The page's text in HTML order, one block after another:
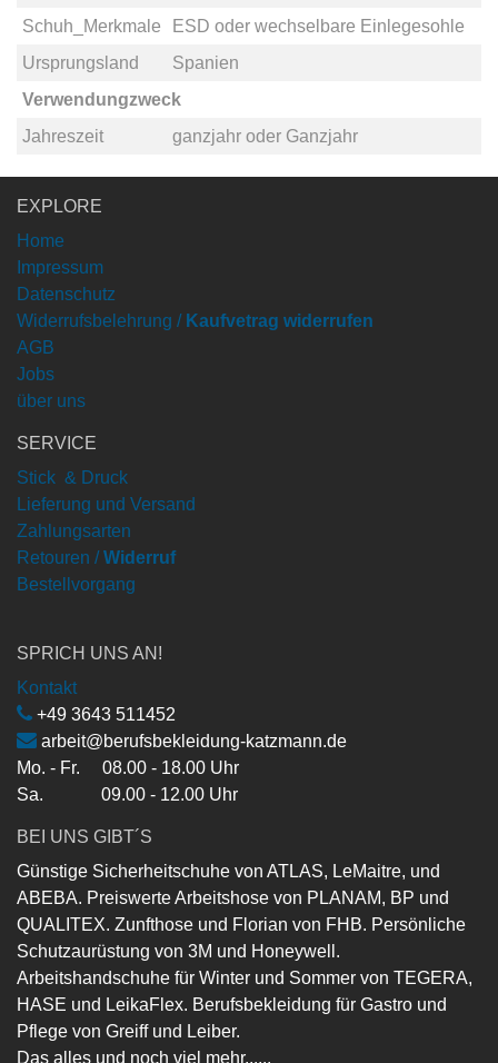
Schuh_Merkmale
ESD oder wechselbare Einlegesohle
Ursprungsland
Spanien
Verwendungzweck
Jahreszeit
ganzjahroder Ganzjahr
EXPLORE
Home
Impressum
Datenschutz
Widerrufsbelehrung / Kaufvetrag widerrufen
AGB
Jobs
über uns
SERVICE
Stick & Druck
Lieferung und Versand
Zahlungsarten
Retouren / Widerruf
Bestellvorgang
SPRICH UNS AN!
Kontakt
+49 3643 511452
arbeit@berufsbekleidung-katzmann.de
Mo. - Fr. 08.00 - 18.00 Uhr
Sa. 09.00 - 12.00 Uhr
BEI UNS GIBT´S
Günstige Sicherheitschuhe von ATLAS, LeMaitre, und
ABEBA. Preiswerte Arbeitshose von PLANAM, BP und
QUALITEX. Zunfthose und Florian von FHB. Persönliche
Schutzaurüstung von 3M und Honeywell.
Arbeitshandschuhe für Winter und Sommer von TEGERA,
HASE und LeikaFlex. Berufsbekleidung für Gastro und
Pflege von Greiff und Leiber.
Das alles und noch viel mehr......